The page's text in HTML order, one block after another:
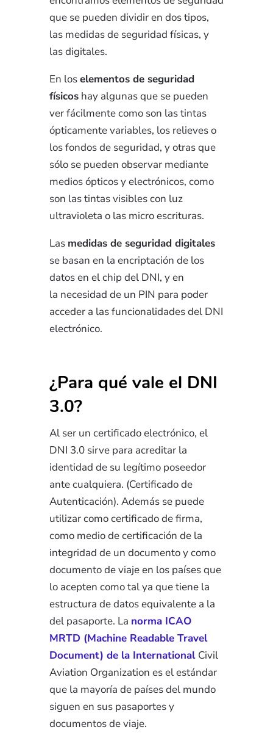
que se pueden dividir en dos tipos,
las medidas de seguridad físicas, y
las digitales.
En loselementos de seguridad
físicoshay algunas que se pueden
ver fácilmente como son las tintas
ópticamente variables, los relieves o
los fondos de seguridad, y otras que
sólo se pueden observar mediante
medios ópticos y electrónicos, como
son las tintas visibles con luz
ultravioleta o las micro escrituras.
Las medidas de seguridad digitales
se basan en la encriptación de los
datos en el chip del DNI, y en
la necesidad de un PIN para poder
acceder a las funcionalidades del DNI
electrónico.
¿Para qué vale el DNI
3.0?
Al ser un certificado electrónico, el
DNI 3.0 sirve para acreditar la
identidad de su legítimo poseedor
ante cualquiera. (Certificado de
Autenticación). Además se puede
utilizar como certificado de firma,
como medio de certificación de la
integridad de un documento y como
documento de viaje en los países que
lo acepten como tal ya que tiene la
estructura de datos equivalente a la
del pasaporte. La norma ICAO
MRTD (Machine Readable Travel
Document) de la International Civil
Aviation Organization es el estándar
que la mayoría de países del mundo
siguen en sus pasaportes y
documentos de viaje.